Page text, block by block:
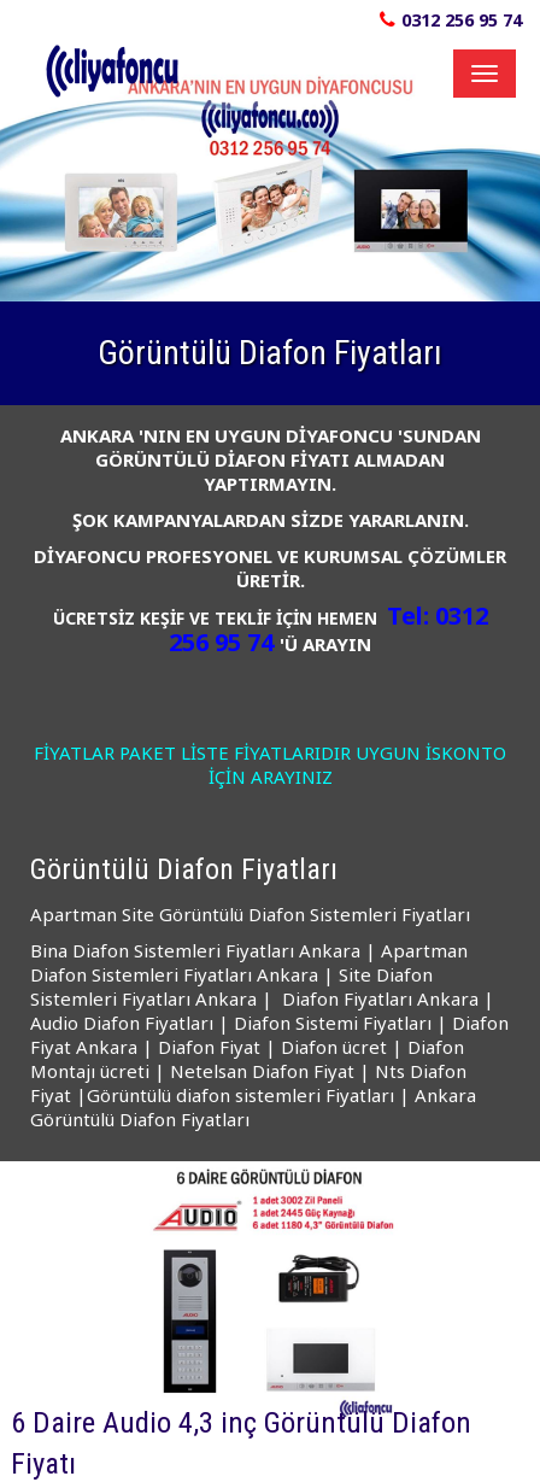
0312 256 95 74
Görüntülü Diafon Fiyatları
ANKARA 'NIN EN UYGUN DİYAFONCU 'SUNDAN
GÖRÜNTÜLÜ DİAFON FİYATI ALMADAN
YAPTIRMAYIN.
ŞOK KAMPANYALARDAN SİZDE YARARLANIN.
DİYAFONCU PROFESYONEL VE KURUMSAL ÇÖZÜMLER
ÜRETİR.
ÜCRETSİZ KEŞİF VE TEKLİF İÇİN HEMEN Tel: 0312
256 95 74 'Ü ARAYIN
FİYATLAR PAKET LİSTE FİYATLARIDIR UYGUN İSKONTO
İÇİN ARAYINIZ
Görüntülü Diafon Fiyatları
Apartman Site Görüntülü Diafon Sistemleri Fiyatları
Bina Diafon Sistemleri Fiyatları Ankara | Apartman
Diafon Sistemleri Fiyatları Ankara | Site Diafon
Sistemleri Fiyatları Ankara | Diafon Fiyatları Ankara |
Audio Diafon Fiyatları | Diafon Sistemi Fiyatları | Diafon
Fiyat Ankara | Diafon Fiyat | Diafon ücret | Diafon
Montajı ücreti | Netelsan Diafon Fiyat | Nts Diafon
Fiyat |Görüntülü diafon sistemleri Fiyatları | Ankara
Görüntülü Diafon Fiyatları
6 Daire Audio 4,3 inç Görüntülü Diafon
Fiyatı